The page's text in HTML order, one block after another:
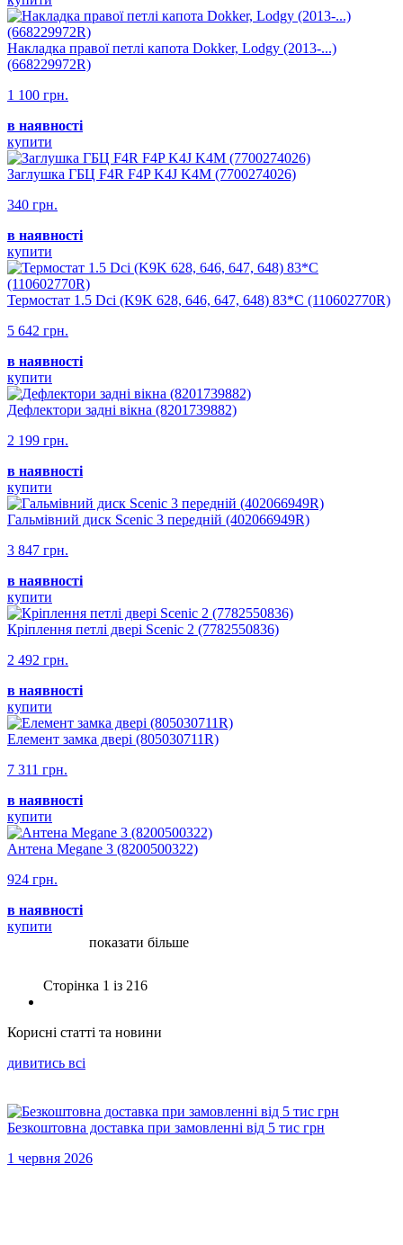
Накладка правої петлі капота Dokker, Lodgy (2013-...)
(668229972R)
1 100 грн.
в наявності
купити
Заглушка ГБЦ F4R F4P K4J K4M (7700274026)
340 грн.
в наявності
купити
Термостат 1.5 Dci (K9K 628, 646, 647, 648) 83*C (110602770R)
5 642 грн.
в наявності
купити
Дефлектори задні вікна (8201739882)
2 199 грн.
в наявності
купити
Гальмівний диск Scenic 3 передній (402066949R)
3 847 грн.
в наявності
купити
Кріплення петлі двері Scenic 2 (7782550836)
2 492 грн.
в наявності
купити
Елемент замка двері (805030711R)
7 311 грн.
в наявності
купити
Антена Megane 3 (8200500322)
924 грн.
в наявності
купити
показати більше
Сторінка 1 iз 216
Корисні статті та новини
дивитись всi
Безкоштовна доставка при замовленні від 5 тис грн
1 червня 2026